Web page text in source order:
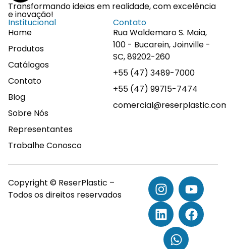
Transformando ideias em realidade, com excelência
e inovação!
Institucional
Home
Produtos
Catálogos
Contato
Blog
Sobre Nós
Representantes
Trabalhe Conosco
Contato
Rua Waldemaro S. Maia,
100 - Bucarein, Joinville -
SC, 89202-260
+55 (47) 3489-7000
+55 (47) 99715-7474
Copyright © ReserPlastic –
Todos os direitos reservados